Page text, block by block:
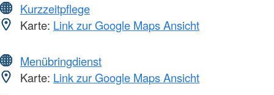
Kurzzeitpflege
Karte: Link zur Google Maps Ansicht
Menübringdienst
Karte: Link zur Google Maps Ansicht